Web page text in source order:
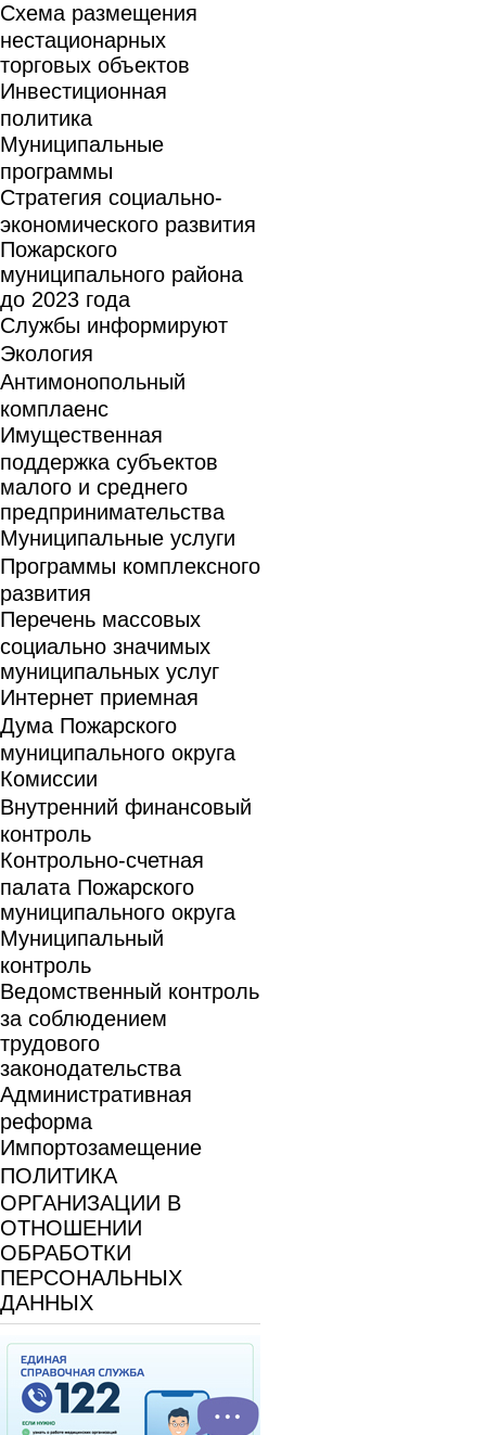
Схема размещения
нестационарных
торговых объектов
Инвестиционная
политика
Муниципальные
программы
Стратегия социально-
экономического развития
Пожарского
муниципального района
до 2023 года
Службы информируют
Экология
Антимонопольный
комплаенс
Имущественная
поддержка субъектов
малого и среднего
предпринимательства
Муниципальные услуги
Программы комплексного
развития
Перечень массовых
социально значимых
муниципальных услуг
Интернет приемная
Дума Пожарского
муниципального округа
Комиссии
Внутренний финансовый
контроль
Контрольно-счетная
палата Пожарского
муниципального округа
Муниципальный
контроль
Ведомственный контроль
за соблюдением
трудового
законодательства
Административная
реформа
Импортозамещение
ПОЛИТИКА
ОРГАНИЗАЦИИ В
ОТНОШЕНИИ
ОБРАБОТКИ
ПЕРСОНАЛЬНЫХ
ДАННЫХ